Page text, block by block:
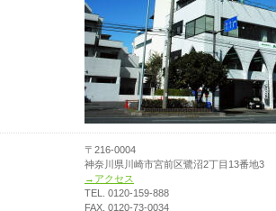
〒216-0004
神奈川県川崎市宮前区鷺沼2丁目13番地3
→アクセス
TEL. 0120-159-888
FAX. 0120-73-0034